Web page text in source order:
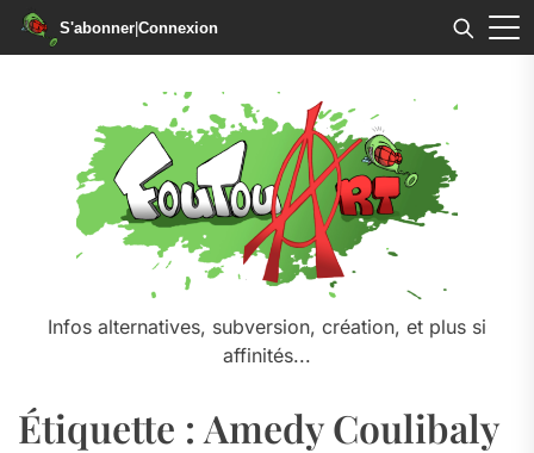
S'abonner|Connexion
Infos alternatives, subversion, création, et plus si
affinités...
Étiquette : Amedy Coulibaly